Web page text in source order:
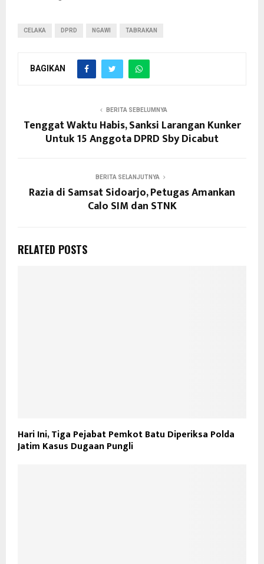
CELAKA DPRD NGAWI TABRAKAN
BAGIKAN
BERITA SEBELUMNYA
Tenggat Waktu Habis, Sanksi Larangan Kunker
Untuk 15 Anggota DPRD Sby Dicabut
BERITA SELANJUTNYA
Razia di Samsat Sidoarjo, Petugas Amankan
Calo SIM dan STNK
RELATED POSTS
Hari Ini, Tiga Pejabat Pemkot Batu Diperiksa Polda
Jatim Kasus Dugaan Pungli